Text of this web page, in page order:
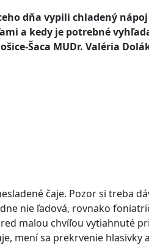
dňa vypili chladený
a kedy je potrebné
Šaca MUDr. Valéria
čaje. Pozor si treba
nie ľadová, rovnako
malou chvíľou vytiahnuté
mení sa prekrvenie hlasivky